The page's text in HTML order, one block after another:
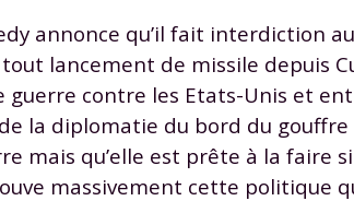
annonce qu’il fait interdiction
lancement de missile depuis
guerre contre les Etats-Unis et
la diplomatie du bord du gouffre
mais qu’elle est prête à la faire
massivement cette politique
mail sera exclusivement utilisée pour vous
pourrez vous désinscrire à tout moment, à
dans chaque newsletter. Pour en savoir
personnelles et pour exercer vos droits, vous